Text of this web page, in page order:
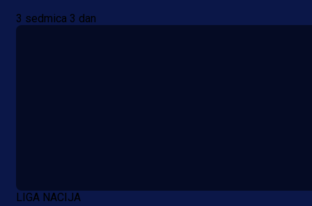
3 sedmica 3 dan
LIGA NACIJA